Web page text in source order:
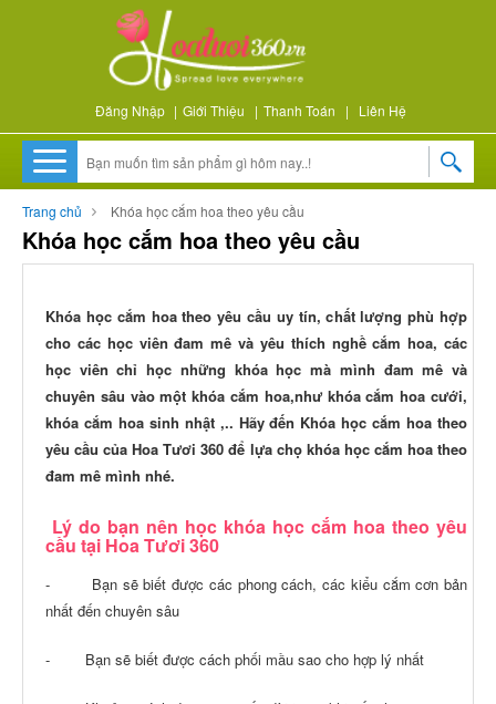
Đăng Nhập | Giới Thiệu | Thanh Toán | Liên Hệ
Trang chủ Khóa học cắm hoa theo yêu cầu
Khóa học cắm hoa theo yêu cầu
Khóa học cắm hoa theo yêu cầu uy tín, chất lượng phù hợp
cho các học viên đam mê và yêu thích nghề cắm hoa, các
học viên chỉ học những khóa học mà mình đam mê và
chuyên sâu vào một khóa cắm hoa,như khóa cắm hoa cưới,
khóa cắm hoa sinh nhật ,.. Hãy đến Khóa học cắm hoa theo
yêu cầu của Hoa Tươi 360 để lựa chọ khóa học cắm hoa theo
đam mê mình nhé.
Lý do bạn nên học khóa học cắm hoa theo yêu
cầu tại Hoa Tươi 360
- Bạn sẽ biết được các phong cách, các kiểu cắm cơn bản
nhất đến chuyên sâu
- Bạn sẽ biết được cách phối mầu sao cho hợp lý nhất